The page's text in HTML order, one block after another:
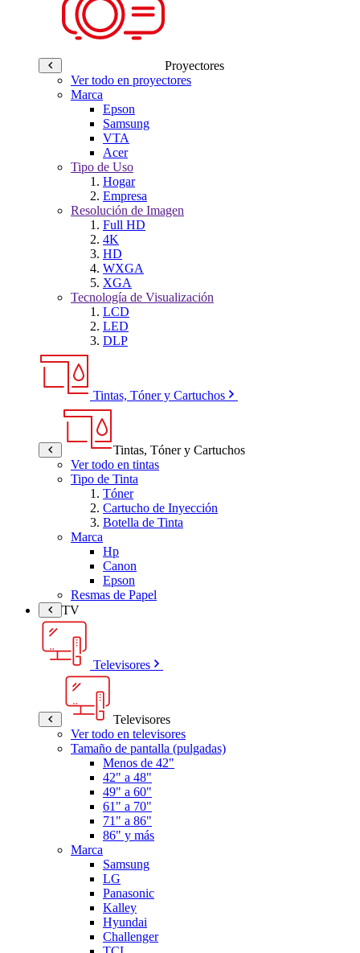
Proyectores
Ver todo en proyectores
Marca
Epson
Samsung
VTA
Acer
Tipo de Uso
Hogar
Empresa
Resolución de Imagen
Full HD
4K
HD
WXGA
XGA
Tecnología de Visualización
LCD
LED
DLP
Tintas, Tóner y Cartuchos
Tintas, Tóner y Cartuchos
Ver todo en tintas
Tipo de Tinta
Tóner
Cartucho de Inyección
Botella de Tinta
Marca
Hp
Canon
Epson
Resmas de Papel
TV
Televisores
Televisores
Ver todo en televisores
Tamaño de pantalla (pulgadas)
Menos de 42"
42" a 48"
49" a 60"
61" a 70"
71" a 86"
86" y más
Marca
Samsung
LG
Panasonic
Kalley
Hyundai
Challenger